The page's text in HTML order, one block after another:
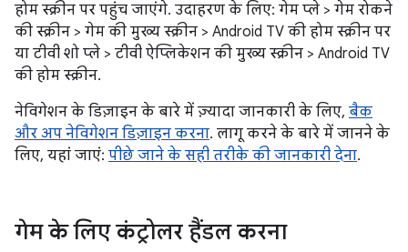
होम स्क्रीन पर पहुंच जाएंगे. उदाहरण के लिए: गेम प्ले > गेम रोकने
की स्क्रीन > गेम की मुख्य स्क्रीन > Android TV की होम स्क्रीन पर
या टीवी शो प्ले > टीवी ऐप्लिकेशन की मुख्य स्क्रीन > Android TV
की होम स्क्रीन.
नेविगेशन के डिज़ाइन के बारे में ज़्यादा जानकारी के लिए, बैक
और अप नेविगेशन डिज़ाइन करना. लागू करने के बारे में जानने के
लिए, यहां जाएं: पीछे जाने के सही तरीके की जानकारी देना.
गेम के लिए कंट्रोलर हैंडल करना